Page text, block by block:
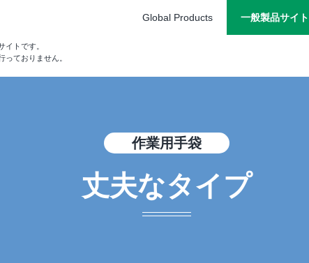
イトです。
っておりません。
Global Products 一般製品サイト
作業⽤⼿袋
丈夫なタイプ